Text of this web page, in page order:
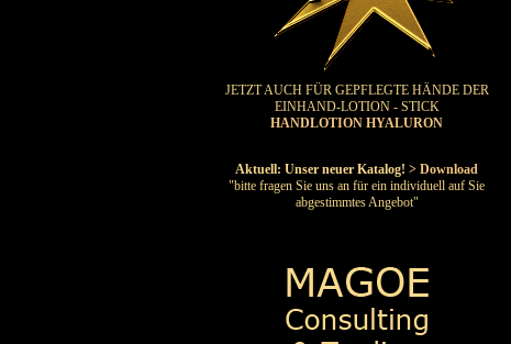
JETZT AUCH FÜR GEPFLEGTE HÄNDE DER
EINHAND-LOTION - STICK
HANDLOTION HYALURON
Aktuell: Unser neuer Katalog! > Download
"bitte fragen Sie uns an für ein individuell auf Sie
abgestimmtes Angebot"